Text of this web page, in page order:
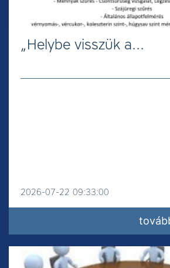
„Helybe visszük a…
2026-07-22 09:33:00